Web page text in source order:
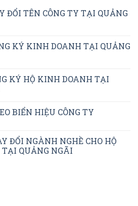
ĐỔI TÊN CÔNG TY TẠI QUẢNG
KÝ KINH DOANH TẠI QUẢNG
KÝ HỘ KINH DOANH TẠI
BIỂN HIỆU CÔNG TY
ĐỔI NGÀNH NGHỀ CHO HỘ
QUẢNG NGÃI